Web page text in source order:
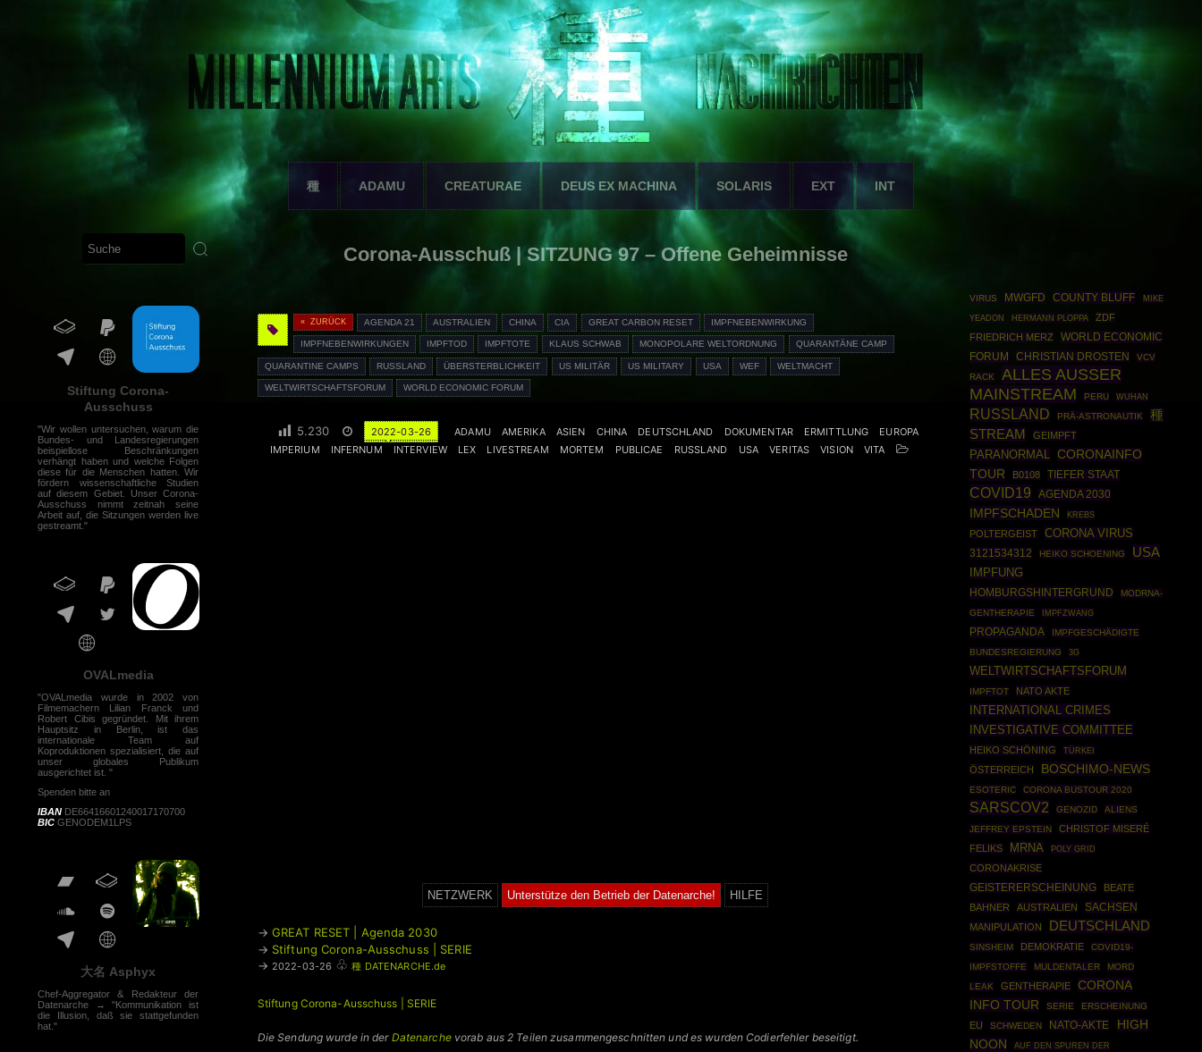
種 ADAMU CREATURAE DEUS EX MACHINA SOLARIS EXT INT
Stiftung Corona-
Ausschuss
"Wir wollen untersuchen, warum die
Bundes- und Landesregierungen
beispiellose Beschränkungen
verhängt haben und welche Folgen
diese für die Menschen hatten. Wir
fördern wissenschaftliche Studien
auf diesem Gebiet. Unser Corona-
Ausschuss nimmt zeitnah seine
Arbeit auf, die Sitzungen werden live
gestreamt."
OVALmedia
"OVALmedia wurde in 2002 von
Filmemachern Lilian Franck und
Robert Cibis gegründet. Mit ihrem
Hauptsitz in Berlin, ist das
internationale Team auf
Koproduktionen spezialisiert, die auf
unser globales Publikum
ausgerichtet ist. "
Spenden bitte an
IBAN DE66416601240017170700
BIC GENODEM1LPS
大名 Asphyx
Chef-Aggregator & Redakteur der
Datenarche → "Kommunikation ist
die Illusion, daß sie stattgefunden
hat."
Corona-Ausschuß | SITZUNG 97 – Offene Geheimnisse
« ZURÜCK AGENDA 21 AUSTRALIEN CHINA CIA GREAT CARBON RESET IMPFNEBENWIRKUNG
IMPFNEBENWIRKUNGEN IMPFTOD IMPFTOTE KLAUS SCHWAB MONOPOLARE WELTORDNUNG QUARANTÄNE CAMP
QUARANTINE CAMPS RUSSLAND ÜBERSTERBLICHKEIT US MILITÄR US MILITARY USA WEF WELTMACHT
WELTWIRTSCHAFTSFORUM WORLD ECONOMIC FORUM
5.230 2022-03-26 ADAMU AMERIKA ASIEN CHINA DEUTSCHLAND DOKUMENTAR ERMITTLUNG
EUROPA
IMPERIUM
INFERNUM INTERVIEW LEX LIVESTREAM MORTEM PUBLICAE RUSSLAND USA VERITAS VISION VITA
NETZWERK Unterstütze den Betrieb der Datenarche! HILFE
→ GREAT RESET | Agenda 2030
→ Stiftung Corona-Ausschuss | SERIE
→ 2022-03-26 ♧ 種 DATENARCHE.de
Stiftung Corona-Ausschuss | SERIE
Die Sendung wurde in der Datenarchevorab aus 2 Teilen zusammengeschnitten und es wurden Codierfehler beseitigt.
VIRUS MWGFD COUNTY BLUFF MIKE
YEADON HERMANN PLOPPA
ZDF
FRIEDRICH MERZ
WORLD ECONOMIC
FORUM
CHRISTIAN DROSTEN
VCV
RACK
ALLES AUSSER
MAINSTREAM
PERU WUHAN
RUSSLAND PRÄ-ASTRONAUTIK
種
STREAM
GEIMPFT
PARANORMAL
CORONAINFO
TOUR
B0108 TIEFER STAAT
COVID19 AGENDA 2030
IMPFSCHADEN KREBS
POLTERGEIST CORONA VIRUS
3121534312 HEIKO SCHOENING USA
IMPFUNG
HOMBURGSHINTERGRUND
MODRNA-
GENTHERAPIE
IMPFZWANG
PROPAGANDA
IMPFGESCHÄDIGTE
BUNDESREGIERUNG
3G
WELTWIRTSCHAFTSFORUM
IMPFTOT NATO AKTE
INTERNATIONAL CRIMES
INVESTIGATIVE COMMITTEE
HEIKO SCHÖNING TÜRKEI
ÖSTERREICH BOSCHIMO-NEWS
ESOTERIC CORONA BUSTOUR 2020
SARSCOV2 GENOZID
ALIENS
JEFFREY EPSTEIN
CHRISTOF MISERÉ
FELIKS
MRNA POLY GRID
CORONAKRISE
GEISTERERSCHEINUNG
BEATE
BAHNER
AUSTRALIEN SACHSEN
MANIPULATION DEUTSCHLAND
SINSHEIM DEMOKRATIE
COVID19-
IMPFSTOFFE
MULDENTALER
MORD
LEAK
GENTHERAPIE
CORONA
INFO TOUR
SERIE ERSCHEINUNG
EU SCHWEDEN NATO-AKTE
HIGH
NOON
AUF DEN SPUREN DER